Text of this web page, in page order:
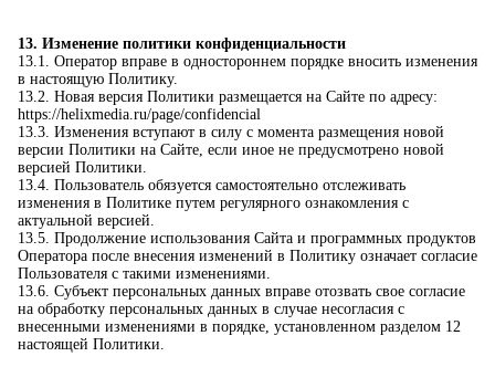
13. Изменение политики конфиденциальности
13.1. Оператор вправе в одностороннем порядке вносить изменения
в настоящую Политику.
13.2. Новая версия Политики размещается на Сайте по адресу:
https://helixmedia.ru/page/confidencial
13.3. Изменения вступают в силу с момента размещения новой
версии Политики на Сайте, если иное не предусмотрено новой
версией Политики.
13.4. Пользователь обязуется самостоятельно отслеживать
изменения в Политике путем регулярного ознакомления с
актуальной версией.
13.5. Продолжение использования Сайта и программных продуктов
Оператора после внесения изменений в Политику означает согласие
Пользователя с такими изменениями.
13.6. Субъект персональных данных вправе отозвать свое согласие
на обработку персональных данных в случае несогласия с
внесенными изменениями в порядке, установленном разделом 12
настоящей Политики.